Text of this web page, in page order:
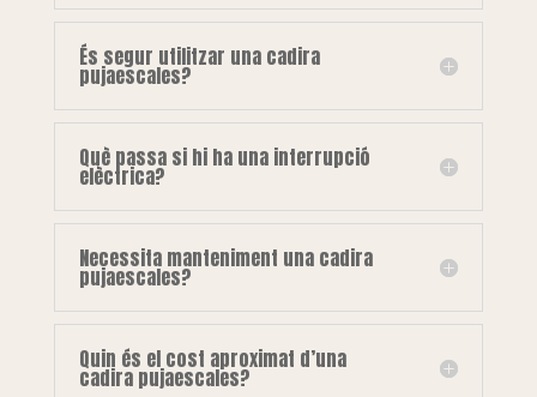
És segur utilitzar una cadira
pujaescales?
Què passa si hi ha una interrupció
elèctrica?
Necessita manteniment una cadira
pujaescales?
Quin és el cost aproximat d’una
cadira pujaescales?